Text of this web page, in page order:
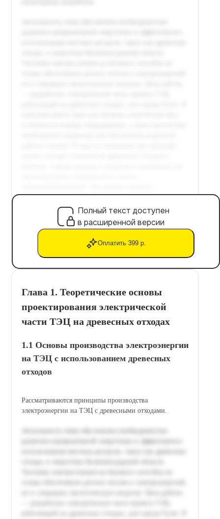
Полный текст доступен
в расширенной версии
Оплатить 399 р.
Глава 1. Теоретические основы
проектирования электрической
части ТЭЦ на древесных отходах
1.1 Основы производства электроэнергии
на ТЭЦ с использованием древесных
отходов
Рассматриваются принципы производства
электроэнергии на ТЭЦ с древесными отходами.